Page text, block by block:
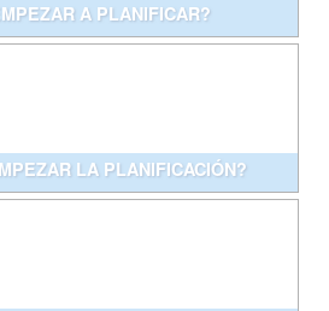
A PLANIFICAR?
LA PLANIFICACIÓN?